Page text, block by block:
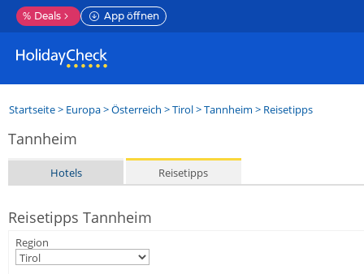
% Deals App öffnen
Startseite> Europa>Österreich >Tirol>Tannheim > Reisetipps
Tannheim
Hotels Reisetipps
Reisetipps Tannheim
Region